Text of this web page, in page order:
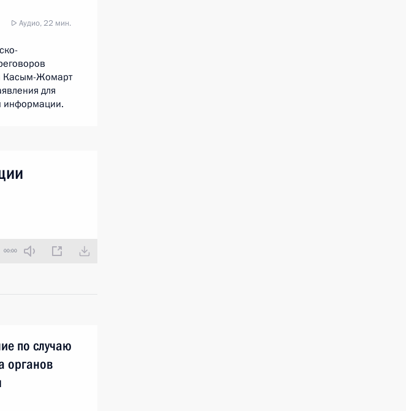
Аудио, 22 мин.
Касым-Жомарт
для
информации.
00:00
по случаю
органов